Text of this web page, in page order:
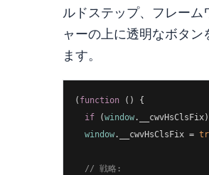
ルドステップ、フレー
ャーの上に透明なボタ
ます。
( function ( )
{
if (window.__cwvHsClsFix)
window.__cwvHsClsFix =
// 戦略: